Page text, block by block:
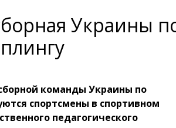
Украины
команды Украины по
спортсмены в спортивном
педагогического